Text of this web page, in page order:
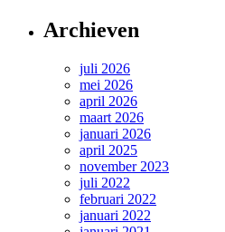
Archieven
juli 2026
mei 2026
april 2026
maart 2026
januari 2026
april 2025
november 2023
juli 2022
februari 2022
januari 2022